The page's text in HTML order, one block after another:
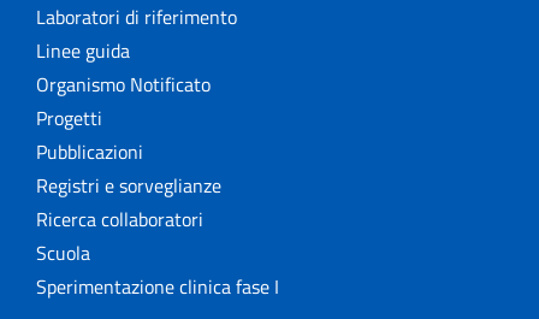
Laboratori di riferimento
Linee guida
Organismo Notificato
Progetti
Pubblicazioni
Registri e sorveglianze
Ricerca collaboratori
Scuola
Sperimentazione clinica fase I